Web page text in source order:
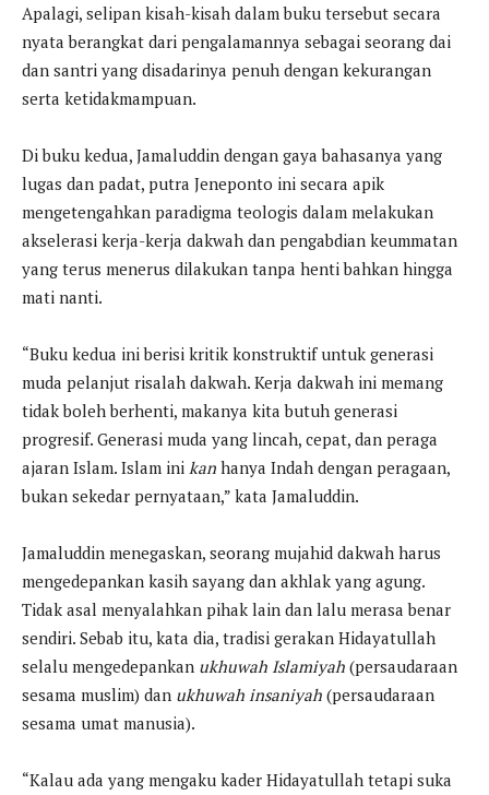
Apalagi, selipan kisah-kisah dalam buku tersebut secara
nyata berangkat dari pengalamannya sebagai seorang dai
dan santri yang disadarinya penuh dengan kekurangan
serta ketidakmampuan.
Di buku kedua, Jamaluddin dengan gaya bahasanya yang
lugas dan padat, putra Jeneponto ini secara apik
mengetengahkan paradigma teologis dalam melakukan
akselerasi kerja-kerja dakwah dan pengabdian keummatan
yang terus menerus dilakukan tanpa henti bahkan hingga
mati nanti.
“Buku kedua ini berisi kritik konstruktif untuk generasi
muda pelanjut risalah dakwah. Kerja dakwah ini memang
tidak boleh berhenti, makanya kita butuh generasi
progresif. Generasi muda yang lincah, cepat, dan peraga
ajaran Islam. Islam ini kan hanya Indah dengan peragaan,
bukan sekedar pernyataan,” kata Jamaluddin.
Jamaluddin menegaskan, seorang mujahid dakwah harus
mengedepankan kasih sayang dan akhlak yang agung.
Tidak asal menyalahkan pihak lain dan lalu merasa benar
sendiri. Sebab itu, kata dia, tradisi gerakan Hidayatullah
selalu mengedepankan ukhuwah Islamiyah (persaudaraan
sesama muslim) dan ukhuwah insaniyah (persaudaraan
sesama umat manusia).
“Kalau ada yang mengaku kader Hidayatullah tetapi suka